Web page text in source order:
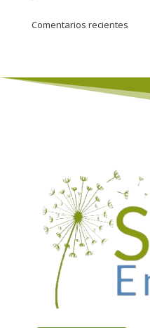
Comentarios recientes